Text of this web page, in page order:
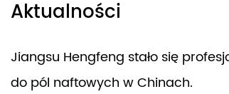
Aktualności
Jiangsu Hengfeng stało się
do pól naftowych w Chinach.